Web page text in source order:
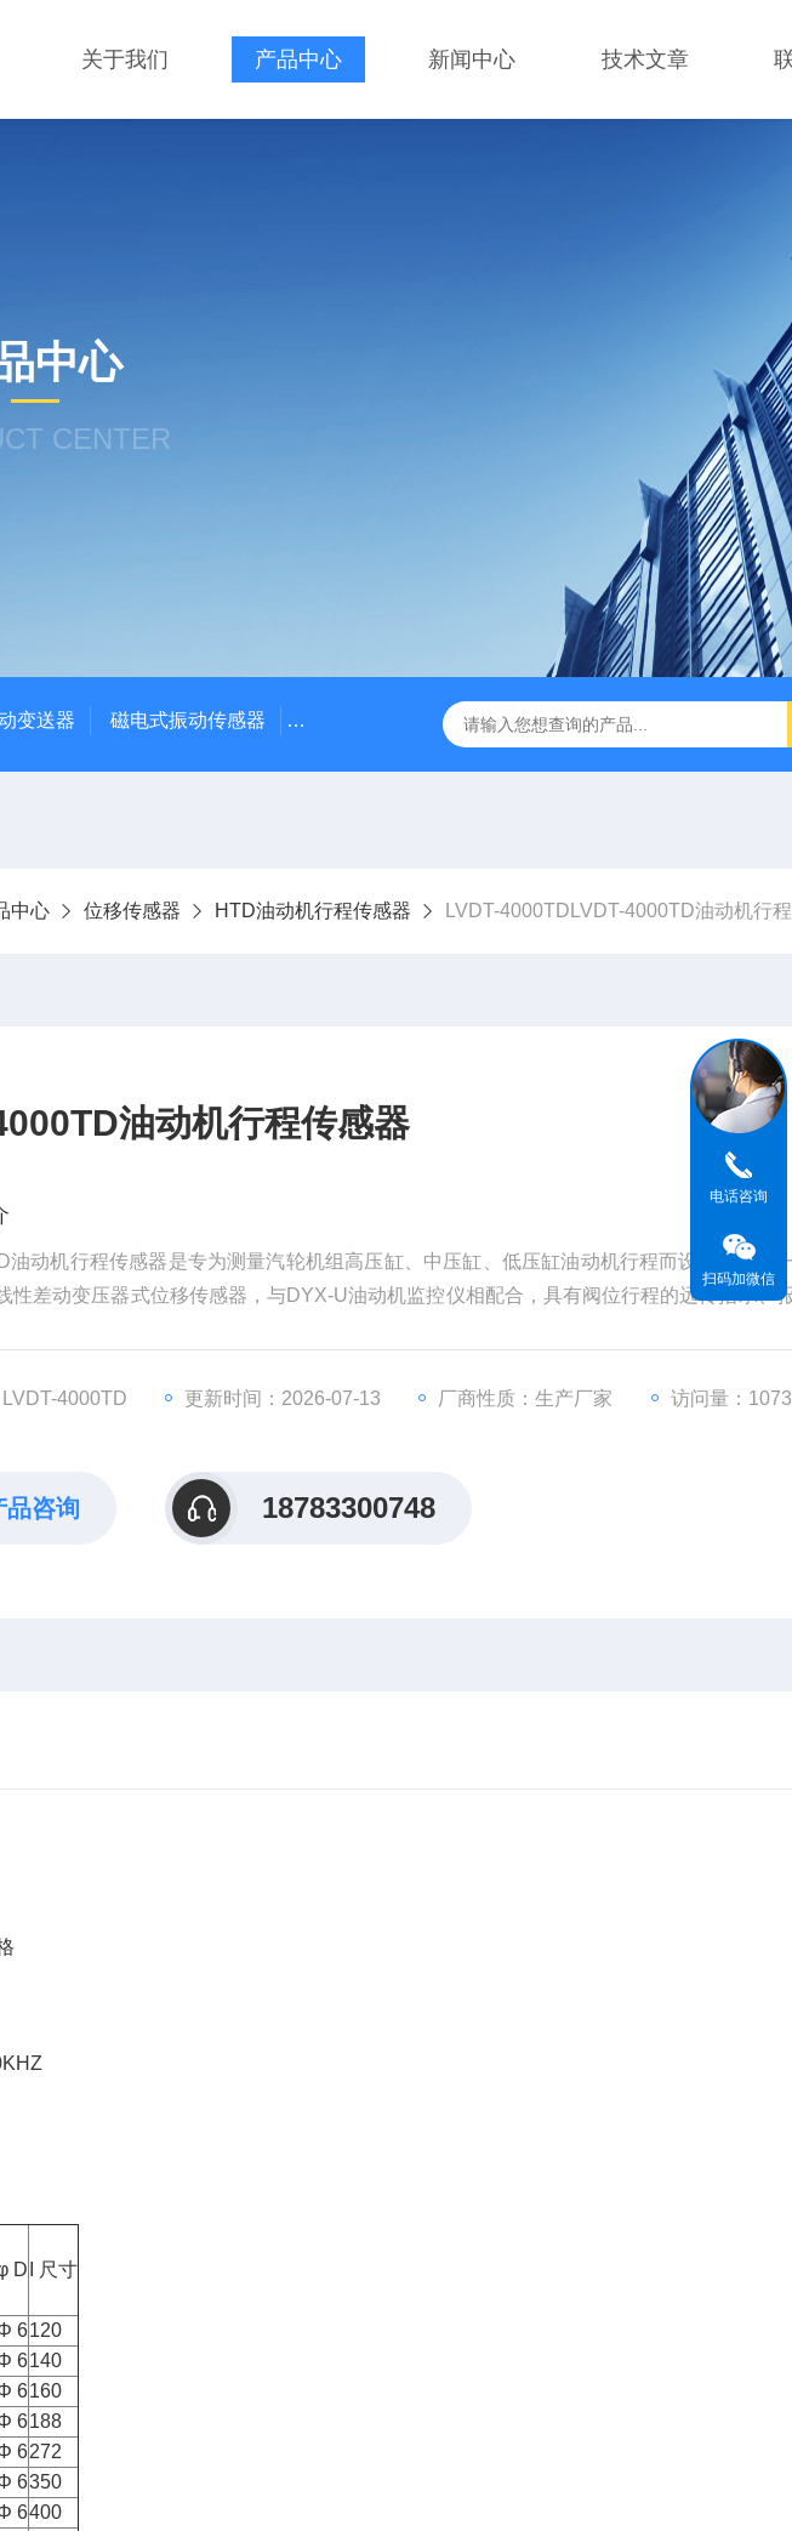
关于我们 产品中心 新闻中心 技术文章
中心
CENTER
变送器 磁电式振动传感器 NE3100电涡流位移传感器 三轴振动传感器 加速度
中心 位移传感器 HTD油动机行程传感器 LVDT-4000TDLVDT-4000TD油动机行
油动机行程传感器
油动机行程传感器是专为测量汽轮机组高压缸、中压缸、低压缸油动机行程而设计的，是
性差动变压器式位移传感器，与DYX-U油动机监控仪相配合，具有阀位行程的远传指示、
4000TD 更新时间：2026-07-13 厂商性质：生产厂家 访问量：1073
品咨询 18783300748
D
I 尺寸
6120
6140
6160
6188
6272
6350
6400
电话咨询
扫码加微信